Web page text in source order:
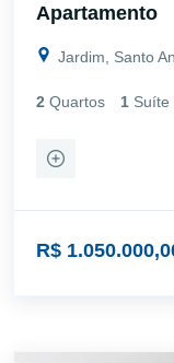
Apartamento
Jardim, Santo
2 Quartos 1 Suíte
R$